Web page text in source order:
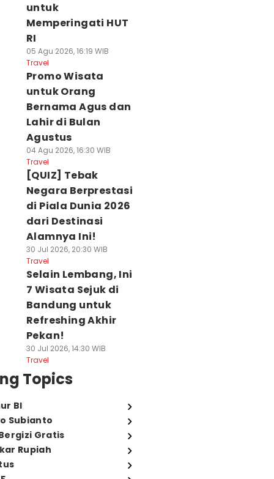
untuk
Memperingati HUT
RI
05 Agu 2026, 16:19 WIB
Travel
Promo Wisata
untuk Orang
Bernama Agus dan
Lahir di Bulan
Agustus
04 Agu 2026, 16:30 WIB
Travel
[QUIZ] Tebak
Negara Berprestasi
di Piala Dunia 2026
dari Destinasi
Alamnya Ini!
30 Jul 2026, 20:30 WIB
Travel
Selain Lembang, Ini
7 Wisata Sejuk di
Bandung untuk
Refreshing Akhir
Pekan!
30 Jul 2026, 14:30 WIB
Travel
Topics
BI
Subianto
Gratis
Rupiah